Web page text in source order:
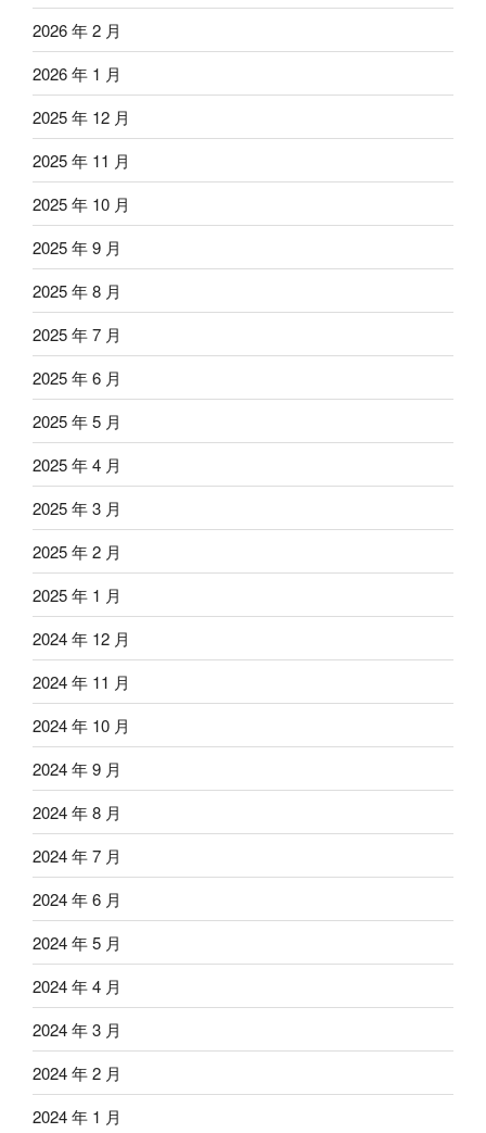
2026 年 2 月
2026 年 1 月
2025 年 12 月
2025 年 11 月
2025 年 10 月
2025 年 9 月
2025 年 8 月
2025 年 7 月
2025 年 6 月
2025 年 5 月
2025 年 4 月
2025 年 3 月
2025 年 2 月
2025 年 1 月
2024 年 12 月
2024 年 11 月
2024 年 10 月
2024 年 9 月
2024 年 8 月
2024 年 7 月
2024 年 6 月
2024 年 5 月
2024 年 4 月
2024 年 3 月
2024 年 2 月
2024 年 1 月